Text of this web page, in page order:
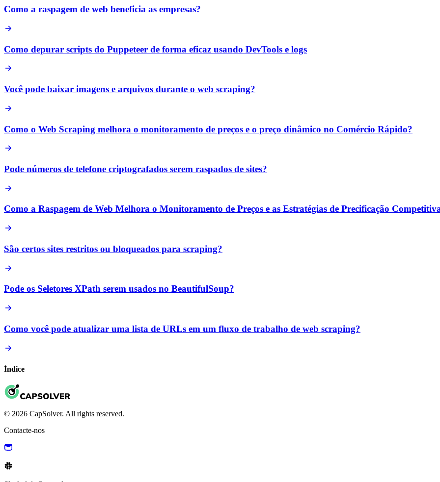
Como a raspagem de web beneficia as empresas?
Como depurar scripts do Puppeteer de forma eficaz usando DevTools e logs
Você pode baixar imagens e arquivos durante o web scraping?
Como o Web Scraping melhora o monitoramento de preços e o preço dinâmico no Comércio Rápido?
Pode números de telefone criptografados serem raspados de sites?
Como a Raspagem de Web Melhora o Monitoramento de Preços e as Estratégias de Precificação
São certos sites restritos ou bloqueados para scraping?
Pode os Seletores XPath serem usados no BeautifulSoup?
Como você pode atualizar uma lista de URLs em um fluxo de trabalho de web scraping?
Índice
© 2026 CapSolver. All rights reserved.
Contacte-nos